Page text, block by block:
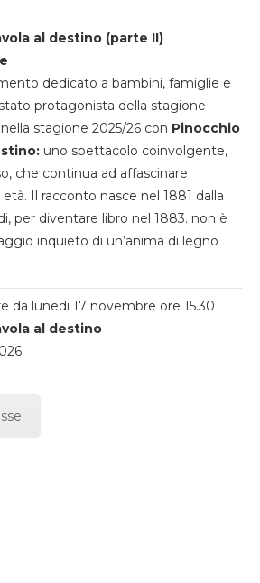
al destino (parte II)
dedicato a bambini, famiglie e
protagonista della stagione
stagione 2025/26 con Pinocchio
uno spettacolo coinvolgente,
che continua ad affascinare
Il racconto nasce nel 1881 dalla
per diventare libro nel 1883. non è
inquieto di un’anima di legno
da lunedi 17 novembre ore 15.30
al destino